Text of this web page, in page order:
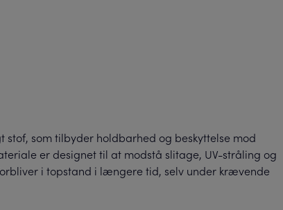
som tilbyder holdbarhed og beskyttelse mod
er designet til at modstå slitage, UV-stråling og
i topstand i længere tid, selv under krævende